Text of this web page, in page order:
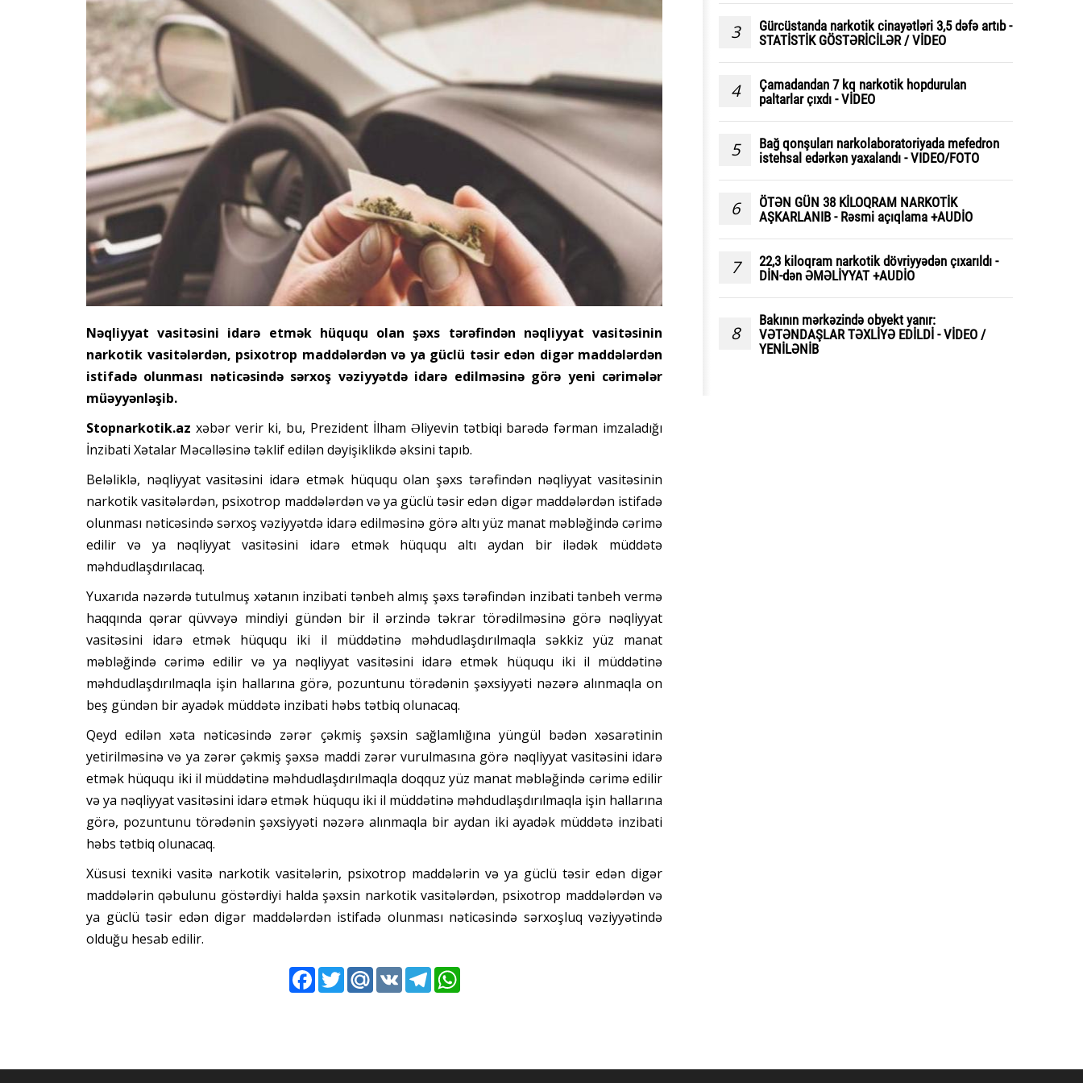
Nəqliyyat vasitəsini idarə etmək hüququ olan şəxs tərəfindən nəqliyyat vasitəsinin
narkotik vasitələrdən, psixotrop maddələrdən və ya güclü təsir edən digər maddələrdən
istifadə olunması nəticəsində sərxoş vəziyyətdə idarə edilməsinə görə yeni cərimələr
müəyyənləşib.
Stopnarkotik.az xəbər verir ki, bu, Prezident İlham Əliyevin tətbiqi barədə fərman imzaladığı
İnzibati Xətalar Məcəlləsinə təklif edilən dəyişiklikdə əksini tapıb.
Beləliklə, nəqliyyat vasitəsini idarə etmək hüququ olan şəxs tərəfindən nəqliyyat vasitəsinin
narkotik vasitələrdən, psixotrop maddələrdən və ya güclü təsir edən digər maddələrdən istifadə
olunması nəticəsində sərxoş vəziyyətdə idarə edilməsinə görə altı yüz manat məbləğində cərimə
edilir və ya nəqliyyat vasitəsini idarə etmək hüququ altı aydan bir ilədək müddətə
məhdudlaşdırılacaq.
Yuxarıda nəzərdə tutulmuş xətanın inzibati tənbeh almış şəxs tərəfindən inzibati tənbeh vermə
haqqında qərar qüvvəyə mindiyi gündən bir il ərzində təkrar törədilməsinə görə nəqliyyat
vasitəsini idarə etmək hüququ iki il müddətinə məhdudlaşdırılmaqla səkkiz yüz manat
məbləğində cərimə edilir və ya nəqliyyat vasitəsini idarə etmək hüququ iki il müddətinə
məhdudlaşdırılmaqla işin hallarına görə, pozuntunu törədənin şəxsiyyəti nəzərə alınmaqla on
beş gündən bir ayadək müddətə inzibati həbs tətbiq olunacaq.
Qeyd edilən xəta nəticəsində zərər çəkmiş şəxsin sağlamlığına yüngül bədən xəsarətinin
yetirilməsinə və ya zərər çəkmiş şəxsə maddi zərər vurulmasına görə nəqliyyat vasitəsini idarə
etmək hüququ iki il müddətinə məhdudlaşdırılmaqla doqquz yüz manat məbləğində cərimə edilir
və ya nəqliyyat vasitəsini idarə etmək hüququ iki il müddətinə məhdudlaşdırılmaqla işin hallarına
görə, pozuntunu törədənin şəxsiyyəti nəzərə alınmaqla bir aydan iki ayadək müddətə inzibati
həbs tətbiq olunacaq.
Xüsusi texniki vasitə narkotik vasitələrin, psixotrop maddələrin və ya güclü təsir edən digər
maddələrin qəbulunu göstərdiyi halda şəxsin narkotik vasitələrdən, psixotrop maddələrdən və
ya güclü təsir edən digər maddələrdən istifadə olunması nəticəsində sərxoşluq vəziyyətində
olduğu hesab edilir.
FacebookTwitterMail.RuVK Telegram
3
Gürcüstanda narkotik cinayətləri 3,5 dəfə artıb -
STATİSTİK GÖSTƏRİCİLƏR / VİDEO
4
Çamadandan 7 kq narkotik hopdurulan
paltarlar çıxdı - VİDEO
5
Bağ qonşuları narkolaboratoriyada mefedron
istehsal edərkən yaxalandı - VIDEO/FOTO
6
ÖTƏN GÜN 38 KİLOQRAM NARKOTİK
AŞKARLANIB - Rəsmi açıqlama +AUDİO
7
22,3 kiloqram narkotik dövriyyədən çıxarıldı -
DİN-dən ƏMƏLİYYAT +AUDİO
8
Bakının mərkəzində obyekt yanır:
VƏTƏNDAŞLAR TƏXLİYƏ EDİLDİ - VİDEO /
YENİLƏNİB